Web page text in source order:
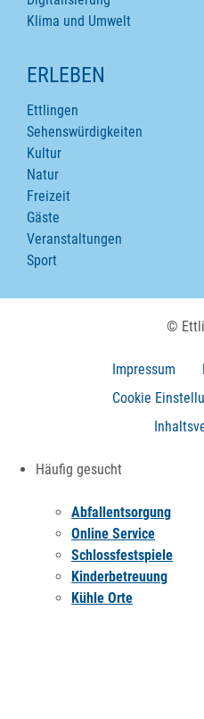
Klima und Umwelt
ERLEBEN
Ettlingen
Sehenswürdigkeiten
Kultur
Natur
Freizeit
Gäste
Veranstaltungen
Sport
©
Impressum
Cookie
Häufig gesucht
Abfallentsorgung
Online Service
Schlossfestspiele
Kinderbetreuung
Kühle Orte